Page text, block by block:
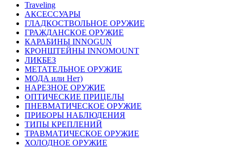
Traveling
АКСЕССУАРЫ
ГЛАДКОСТВОЛЬНОЕ ОРУЖИЕ
ГРАЖДАНСКОЕ ОРУЖИЕ
КАРАБИНЫ INNOGUN
КРОНШТЕЙНЫ INNOMOUNT
ЛИКБЕЗ
МЕТАТЕЛЬНОЕ ОРУЖИЕ
МОДА или Нет)
НАРЕЗНОЕ ОРУЖИЕ
ОПТИЧЕСКИЕ ПРИЦЕЛЫ
ПНЕВМАТИЧЕСКОЕ ОРУЖИЕ
ПРИБОРЫ НАБЛЮДЕНИЯ
ТИПЫ КРЕПЛЕНИЙ
ТРАВМАТИЧЕСКОЕ ОРУЖИЕ
ХОЛОДНОЕ ОРУЖИЕ